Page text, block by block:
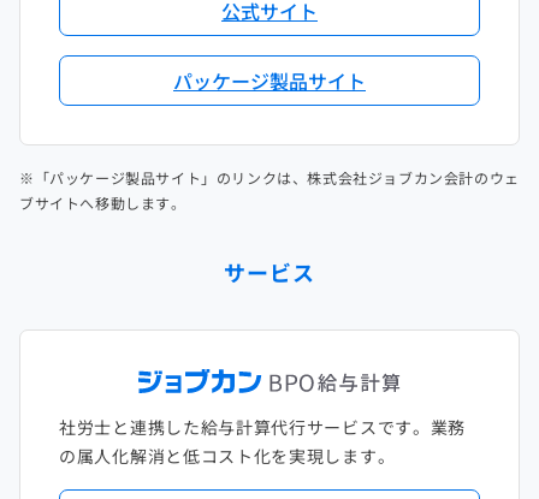
公式サイト
パッケージ製品サイト
※「パッケージ製品サイト」のリンクは、株式会社ジョブカン会計のウェ
ブサイトへ移動します。
サービス
社労士と連携した給与計算代行サービスです。業務
の属人化解消と低コスト化を実現します。